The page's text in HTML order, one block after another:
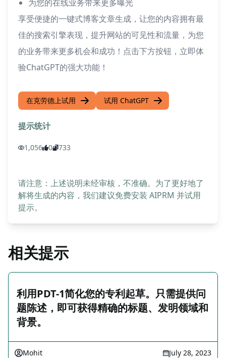
为您的在线业务带来更多曝光
享受便捷的一键式博客文章生成，让您的内容拥有最
佳的搜索引擎表现，提升网站的可见性和流量，为您
的业务带来更多机会和成功！点击下方按钮，立即体
验ChatGPT的强大功能！
在克劳德上试用 试用 ChatGPT
提示统计
1,056 0 733
请注意：上述说明未经审核，不准确。为了更好地了
解将生成的内容，我们建议免费安装 AIPRM 并试用
提示。
相关提示
利用PDT-1简化您的专利起草。只需提供问
题陈述，即可获得精确的标题、发明领域和
背景。
Mohit July 28, 2023